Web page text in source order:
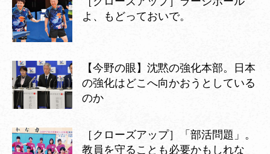
よ、もどっておいで。
【今野の眼】沈黙の強化本部。日本
の強化はどこへ向かおうとしている
のか
［クローズアップ］「部活問題」。
教員を守ることも必要かもしれな